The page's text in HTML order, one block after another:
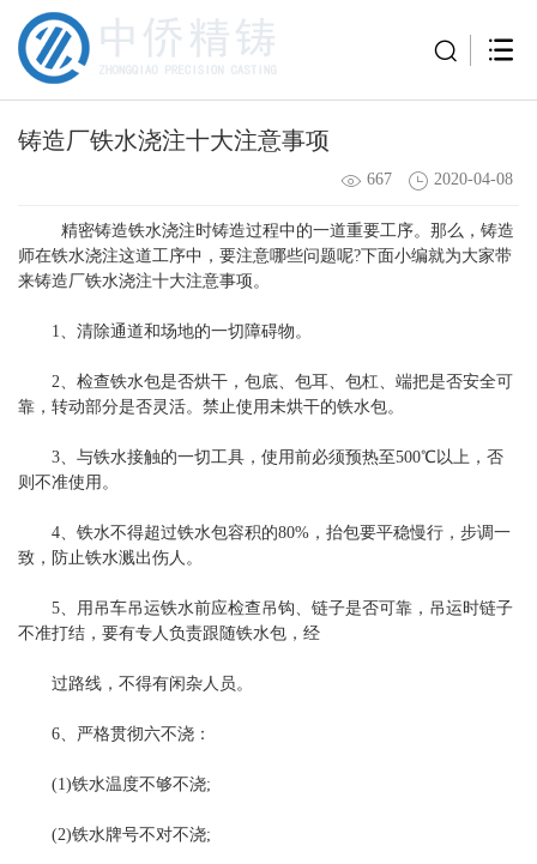
铸造厂铁水浇注十大注意事项
667 2020-04-08
精密铸造铁水浇注时铸造过程中的一道重要工序。那么，铸造
师在铁水浇注这道工序中，要注意哪些问题呢?下面小编就为大家带
来铸造厂铁水浇注十大注意事项。
1、清除通道和场地的一切障碍物。
2、检查铁水包是否烘干，包底、包耳、包杠、端把是否安全可
靠，转动部分是否灵活。禁止使用未烘干的铁水包。
3、与铁水接触的一切工具，使用前必须预热至500℃以上，否
则不准使用。
4、铁水不得超过铁水包容积的80%，抬包要平稳慢行，步调一
致，防止铁水溅出伤人。
5、用吊车吊运铁水前应检查吊钩、链子是否可靠，吊运时链子
不准打结，要有专人负责跟随铁水包，经
过路线，不得有闲杂人员。
6、严格贯彻六不浇：
(1)铁水温度不够不浇;
(2)铁水牌号不对不浇;